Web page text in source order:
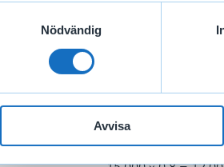
Nödvändig
Avvisa
20 000 x 0,75 = 15